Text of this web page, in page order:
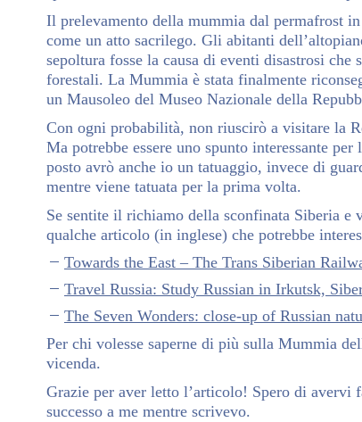
Il prelevamento della mummia dal permafrost
come un atto sacrilego. Gli abitanti
sepoltura fosse la causa di eventi disastrosi
forestali. La Mummia è stata finalmente
un Mausoleo del Museo Nazionale della
Con ogni probabilità, non riuscirò a visitare la
Ma potrebbe essere uno spunto interessante
posto avrò anche io un tatuaggio, invece di
mentre viene tatuata per la prima volta.
Se sentite il richiamo della sconfinata Siberia e
qualche articolo (in inglese) che potrebbe
Towards the East – The Trans Siberian
Travel Russia: Study Russian in Irkutsk,
The Seven Wonders: close-up of Russian
Per chi volesse saperne di più sulla Mummia
vicenda.
Grazie per aver letto l’articolo! Spero di avervi
successo a me mentre scrivevo.